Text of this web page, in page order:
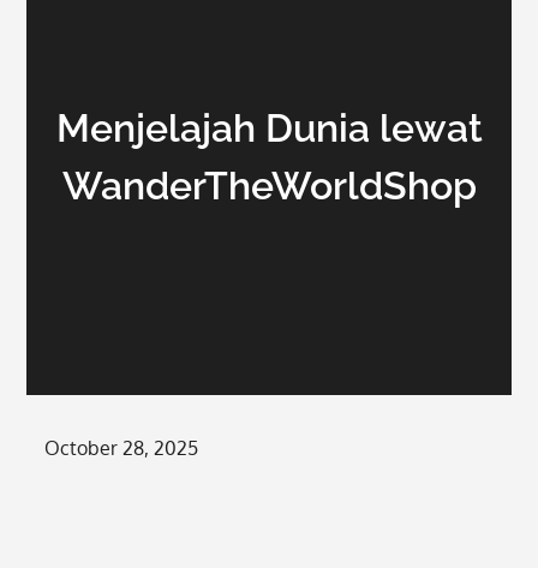
Menjelajah Dunia lewat
WanderTheWorldShop
Posted
October 28, 2025